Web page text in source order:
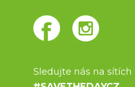
Sledujte nás na sítích